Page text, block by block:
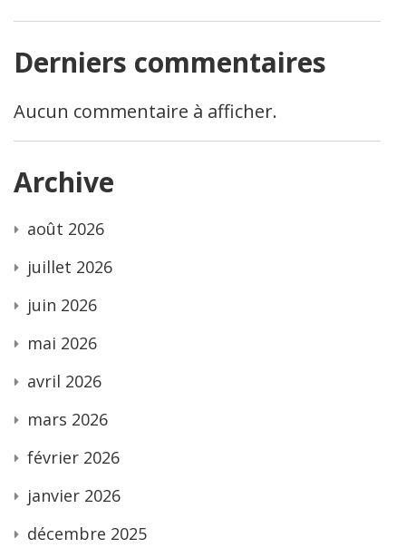
Derniers commentaires
Aucun commentaire à afficher.
Archive
août 2026
juillet 2026
juin 2026
mai 2026
avril 2026
mars 2026
février 2026
janvier 2026
décembre 2025